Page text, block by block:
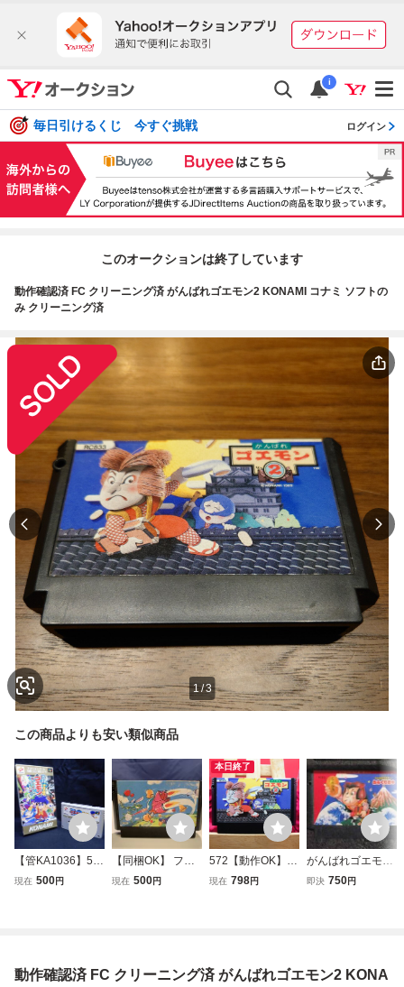
i
毎日引けるくじ 今すぐ挑戦 ログイン
このオークションは終了しています
動作確認済 FC クリーニング済 がんばれゴエモン2 KONAMI コナミ ソフトの
み クリーニング済
1/3
この商品よりも安い類似商品
【管KA1036】50
0円～ SFC KONA
現在 500円
【同梱OK】 ファ
ミコンソフト ツイ
現在 500円
本日終了
572【動作OK】
がんばれゴエモン
現在 798円
がんばれゴエモン!
からくり道中 コナ
riDochu
即決 750円
動作確認済 FC クリーニング済 がんばれゴエモン2 KONA